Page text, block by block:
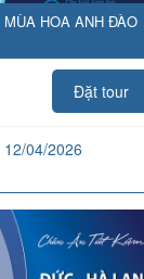
HOA ANH ĐÀO
Đặt tour
12/04/2026